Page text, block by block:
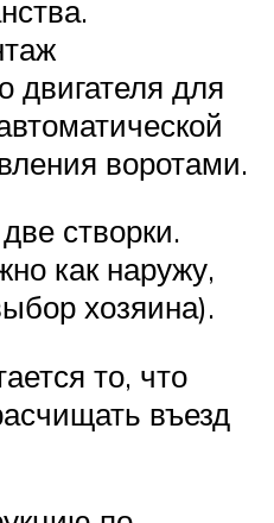
двигателя для
воротами.
створки.
как наружу,
хозяина).
то, что
въезд